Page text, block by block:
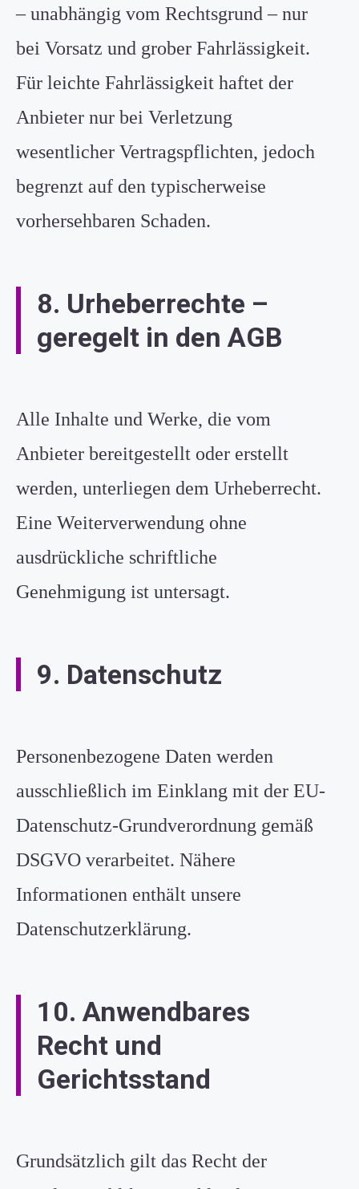
– unabhängig vom Rechtsgrund – nur
bei Vorsatz und grober Fahrlässigkeit.
Für leichte Fahrlässigkeit haftet der
Anbieter nur bei Verletzung
wesentlicher Vertragspflichten, jedoch
begrenzt auf den typischerweise
vorhersehbaren Schaden.
8. Urheberrechte –
geregelt in den AGB
Alle Inhalte und Werke, die vom
Anbieter bereitgestellt oder erstellt
werden, unterliegen dem Urheberrecht.
Eine Weiterverwendung ohne
ausdrückliche schriftliche
Genehmigung ist untersagt.
9. Datenschutz
Personenbezogene Daten werden
ausschließlich im Einklang mit der EU-
Datenschutz-Grundverordnung gemäß
DSGVO verarbeitet. Nähere
Informationen enthält unsere
Datenschutzerklärung.
10. Anwendbares
Recht und
Gerichtsstand
Grundsätzlich gilt das Recht der